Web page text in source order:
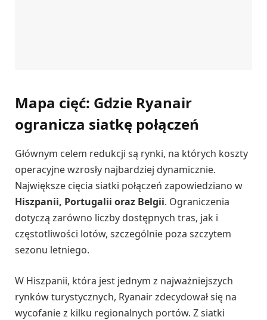
Mapa cięć: Gdzie Ryanair
ogranicza siatkę połączeń
Głównym celem redukcji są rynki, na których koszty
operacyjne wzrosły najbardziej dynamicznie.
Największe cięcia siatki połączeń zapowiedziano w
Hiszpanii, Portugalii oraz Belgii. Ograniczenia
dotyczą zarówno liczby dostępnych tras, jak i
częstotliwości lotów, szczególnie poza szczytem
sezonu letniego.
W Hiszpanii, która jest jednym z najważniejszych
rynków turystycznych, Ryanair zdecydował się na
wycofanie z kilku regionalnych portów. Z siatki